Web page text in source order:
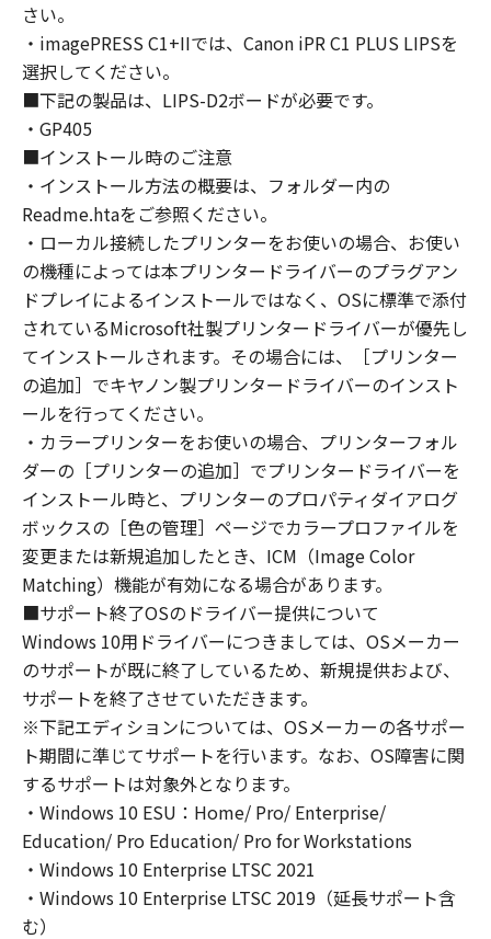
not have any third party to do so.
3. COPYRIGHT NOTICE
You shall not modify, remove or delete any
copyright notice of Canon or its licensors
contained in the Software, including any copy
thereof.
4. OWNERSHIP
Canon and its licensors retain in all respects
the title, ownership and intellectual property
rights in and to the Software. Except as
expressly provided herein, no license or right,
express or implied, is hereby conveyed or
granted by Canon to you for any intellectual
property of Canon and its licensors.
5. EXPORT RESTRICTION
You agree to comply with all export laws and
restrictions and regulations of the country
involved, and not to export or re-export,
directly or indirectly, the Software in
violation of any such laws, restrictions and
regulations, or without all necessary
approvals.
6. NO SUPPORT
NEITHER CANON, CANON'S SUBSIDIARIES OR
AFFILIATES, THEIR DISTRIBUTORS, OR
DEALERS NOR CANON'S LICENSORS ARE
RESPONSIBLE FOR MAINTAINING OR
HELPING YOU TO USE THE SOFTWARE. NO
UPDATES, FIXES OR SUPPORTS WILL BE
MADE AVAILABLE FOR THE SOFTWARE.
7. NO WARRANTY AND DISCLAIMER OF
INDEMNITY
[NO WARRANTY] THE SOFTWARE IS
PROVIDED "AS IS" WITHOUT WARRANTY OF
さい。
・imagePRESS C1+IIでは、Canon iPR C1 PLUS LIPSを
選択してください。
■下記の製品は、LIPS-D2ボードが必要です。
・GP405
■インストール時のご注意
・インストール方法の概要は、フォルダー内の
Readme.htaをご参照ください。
・ローカル接続したプリンターをお使いの場合、お使い
の機種によっては本プリンタードライバーのプラグアン
ドプレイによるインストールではなく、OSに標準で添付
されているMicrosoft社製プリンタードライバーが優先し
てインストールされます。その場合には、［プリンター
の追加］でキヤノン製プリンタードライバーのインスト
ールを行ってください。
・カラープリンターをお使いの場合、プリンターフォル
ダーの［プリンターの追加］でプリンタードライバーを
インストール時と、プリンターのプロパティダイアログ
ボックスの［色の管理］ページでカラープロファイルを
変更または新規追加したとき、ICM（Image Color
Matching）機能が有効になる場合があります。
■サポート終了OSのドライバー提供について
Windows 10用ドライバーにつきましては、OSメーカー
のサポートが既に終了しているため、新規提供および、
サポートを終了させていただきます。
※下記エディションについては、OSメーカーの各サポー
ト期間に準じてサポートを行います。なお、OS障害に関
するサポートは対象外となります。
・Windows 10 ESU：Home/ Pro/ Enterprise/
Education/ Pro Education/ Pro for Workstations
・Windows 10 Enterprise LTSC 2021
・Windows 10 Enterprise LTSC 2019（延長サポート含
む）